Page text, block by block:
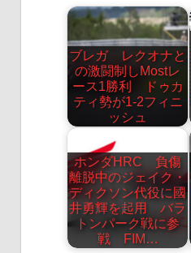
ブレガ レクオナと
の激闘制しMostレ
ース1勝利 ドゥカ
ティ勢が1-2フィニ
ッシュ
ホンダHRC 負傷
離脱中のジェイク・
ディクソン代役に國
井勇輝を起用 バラ
トンパーク戦に参
戦 FIM…